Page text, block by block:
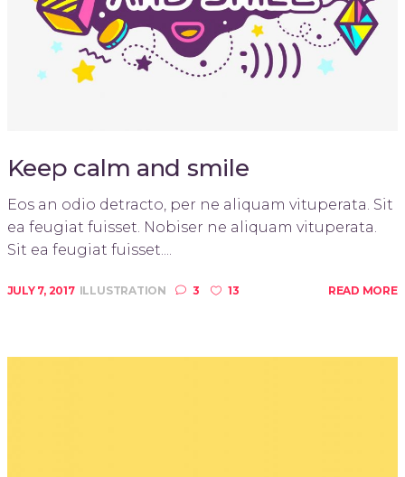
Keep calm and smile
Eos an odio detracto, per ne aliquam vituperata. Sit
ea feugiat fuisset. Nobiser ne aliquam vituperata.
Sit ea feugiat fuisset....
JULY 7, 2017 ILLUSTRATION 3 13 READ MORE